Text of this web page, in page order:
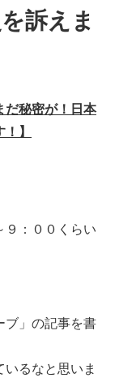
訴えま
だ秘密が！日本
】
：００くらい
ブ」の記事を書
るなと思いま